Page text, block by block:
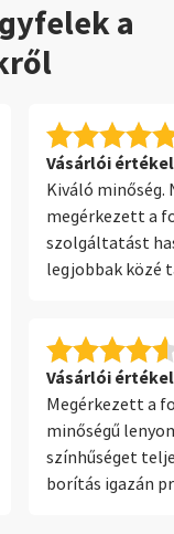
a
Vásárlói
Kiváló minőség.
megérkezett a
szolgáltatást
legjobbak közé
könnyen
lehetőség.
Vásárlói
Megérkezett a
minőségű
színhűséget
borítás igazán